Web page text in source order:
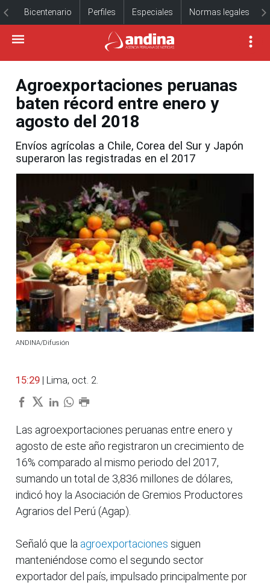
Bicentenario Perfiles Especiales Normas legales
Agroexportaciones peruanas
baten récord entre enero y
agosto del 2018
Envíos agrícolas a Chile, Corea del Sur y Japón
superaron las registradas en el 2017
ANDINA/Difusión
15:29 | Lima, oct. 2.
Las agroexportaciones peruanas entre enero y
agosto de este año registraron un crecimiento de
16% comparado al mismo periodo del 2017,
sumando un total de 3,836 millones de dólares,
indicó hoy la Asociación de Gremios Productores
Agrarios del Perú (Agap).
Señaló que la agroexportaciones siguen
manteniéndose como el segundo sector
exportador del país, impulsado principalmente por